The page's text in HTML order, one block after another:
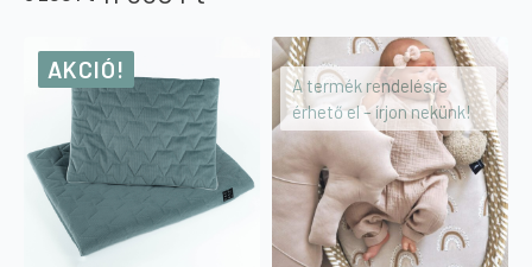
was:
650 Ft.
is:
200 Ft.
AKCIÓ!
A termék rendelésre
érhető el – írjon nekünk!